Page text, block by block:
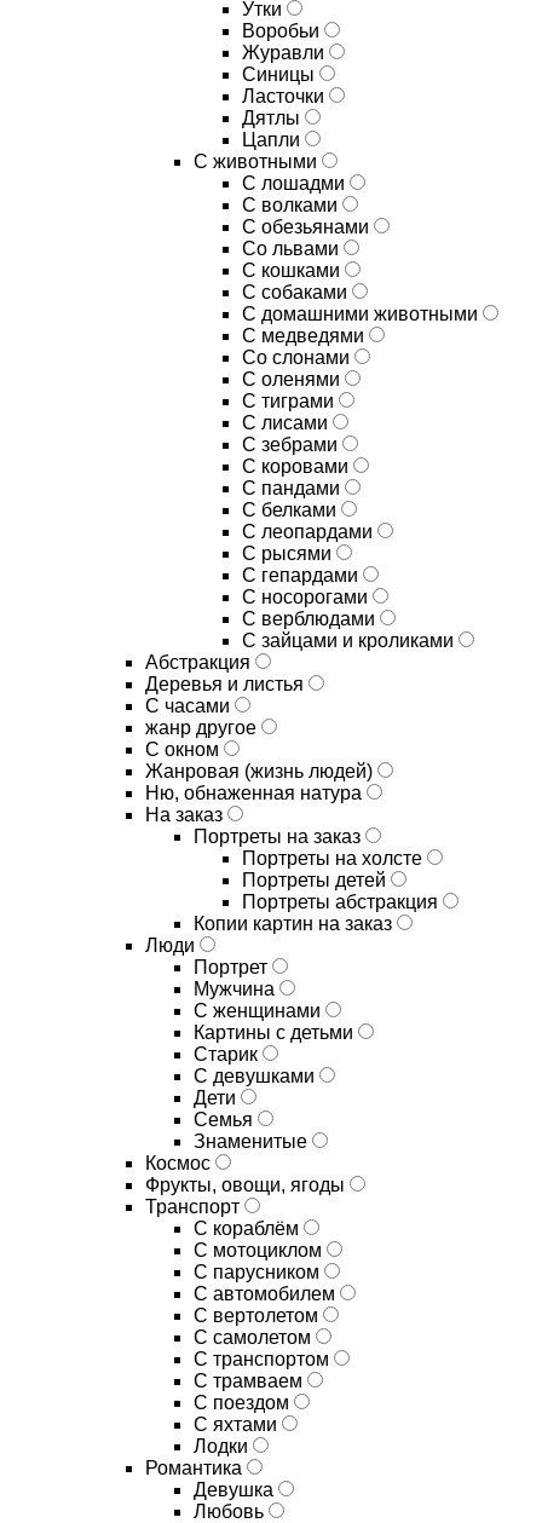
Утки
Воробьи
Журавли
Синицы
Ласточки
Дятлы
Цапли
С животными
С лошадми
С волками
С обезьянами
Со львами
С кошками
С собаками
С домашними животными
С медведями
Со слонами
С оленями
С тиграми
С лисами
С зебрами
С коровами
С пандами
С белками
С леопардами
С рысями
С гепардами
С носорогами
С верблюдами
С зайцами и кроликами
Абстракция
Деревья и листья
С часами
жанр другое
С окном
Жанровая (жизнь людей)
Ню, обнаженная натура
На заказ
Портреты на заказ
Портреты на холсте
Портреты детей
Портреты абстракция
Копии картин на заказ
Люди
Портрет
Мужчина
С женщинами
Картины с детьми
Старик
С девушками
Дети
Семья
Знаменитые
Космос
Фрукты, овощи, ягоды
Транспорт
С кораблём
С мотоциклом
С парусником
С автомобилем
С вертолетом
С самолетом
С транспортом
С трамваем
С поездом
С яхтами
Лодки
Романтика
Девушка
Любовь